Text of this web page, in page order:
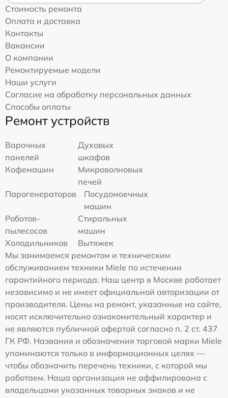
Стоимость ремонта
Оплата и доставка
Контакты
Вакансии
О компании
Ремонтируемые модели
Наши услуги
Согласие на обработку персональных данных
Способы оплаты
Ремонт устройств
Варочных
панелей
Духовых
шкафов
Кофемашин
Микроволновых
печей
Парогенераторов
Посудомоечных
машин
Роботов-
пылесосов
Стиральных
машин
Холодильников
Вытяжек
Мы занимаемся ремонтом и техническим
обслуживанием техники Miele по истечении
гарантийного периода. Наш центр в Москве работает
независимо и не имеет официальной авторизации от
производителя. Цены на ремонт, указанные на сайте,
носят исключительно ознакомительный характер и
не являются публичной офертой согласно п. 2 ст. 437
ГК РФ. Названия и обозначения торговой марки Miele
упоминаются только в информационных целях —
чтобы обозначить перечень техники, с которой мы
работаем. Наша организация не аффилирована с
владельцами указанных товарных знаков и не